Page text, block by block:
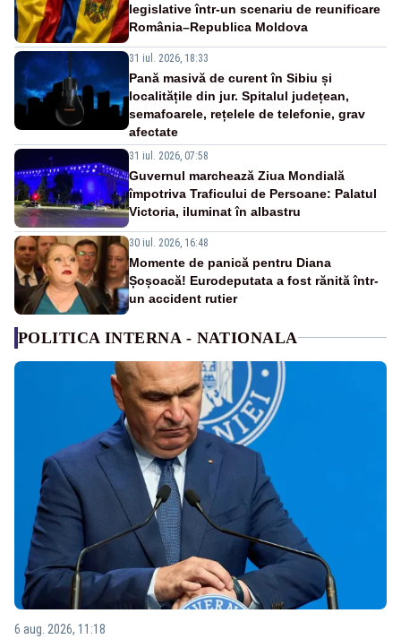
legislative într-un scenariu de reunificare
România–Republica Moldova
31 iul. 2026, 18:33
Pană masivă de curent în Sibiu și
localitățile din jur. Spitalul județean,
semafoarele, rețelele de telefonie, grav
afectate
31 iul. 2026, 07:58
Guvernul marchează Ziua Mondială
împotriva Traficului de Persoane: Palatul
Victoria, iluminat în albastru
30 iul. 2026, 16:48
Momente de panică pentru Diana
Șoșoacă! Eurodeputata a fost rănită într-
un accident rutier
POLITICA INTERNA - NATIONALA
6 aug. 2026, 11:18